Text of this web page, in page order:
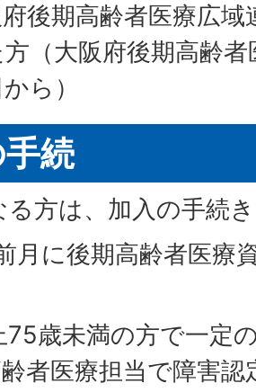
後期高齢者医療広
（大阪府後期高齢
ら）
続
る方は、加入の手続
月に後期高齢者医療
75歳未満の方で一定
者医療担当で障害